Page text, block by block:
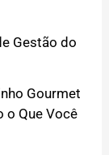
Gestão do
Gourmet
o Que Você